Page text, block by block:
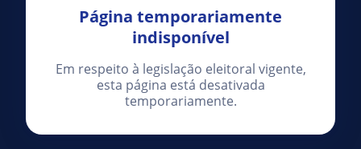
Página temporariamente
indisponível
Em respeito à legislação eleitoral vigente,
esta página está desativada
temporariamente.